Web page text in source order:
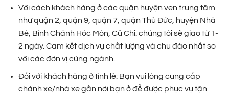
Với cách khách hàng ở các quận huyện ven trung tâm
như quận 2, quận 9, quận 7, quận Thủ Đức, huyện Nhà
Bè, Bình Chánh Hóc Môn, Củ Chi. chúng tôi sẽ giao từ 1-
2 ngày. Cam kết dịch vụ chất lượng và chu đáo nhất so
với các đơn vị cùng ngành.
Đối với khách hàng ở tỉnh lẻ: Bạn vui lòng cung cấp
chành xe/nhà xe gần nơi bạn ở để được phục vụ tận